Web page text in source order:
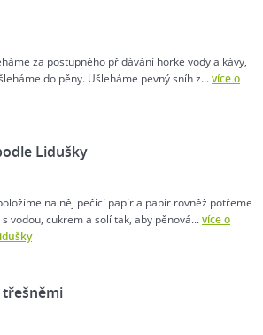
za postupného přidávání horké vody a kávy,
do pěny. Ušleháme pevný sníh z...více o
Lidušky
na něj pečicí papír a papír rovněž potřeme
vodou, cukrem a solí tak, aby pěnová...více o